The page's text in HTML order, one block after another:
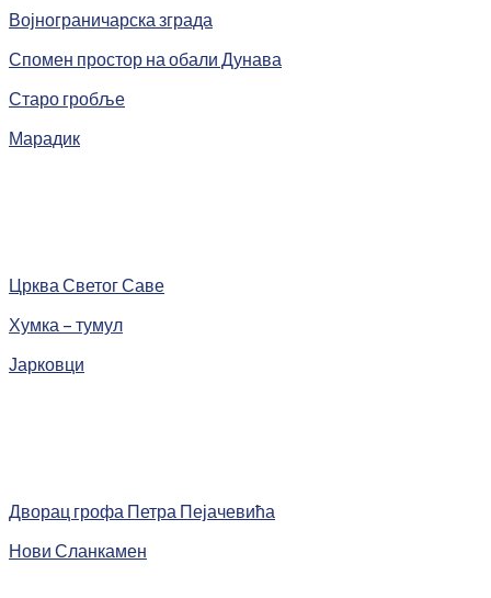
Војнограничарска зграда
Спомен простор на обали Дунава
Старо гробље
Марадик
Црква Светог Саве
Хумка – тумул
Јарковци
Дворац грофа Петра Пејачевића
Нови Сланкамен